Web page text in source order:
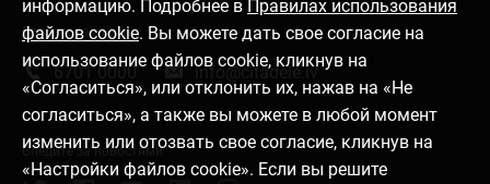
информацию. Подробнее в Правилах использования
файлов cookie. Вы можете дать свое согласие на
использование файлов cookie, кликнув на
«Согласиться», или отклонить их, нажав на «Не
согласиться», а также вы можете в любой момент
изменить или отозвать свое согласие, кликнув на
«Настройки файлов cookie». Если вы решите
Связаться с нами
6701 0000 info@citadele.lv
Следите за новостями